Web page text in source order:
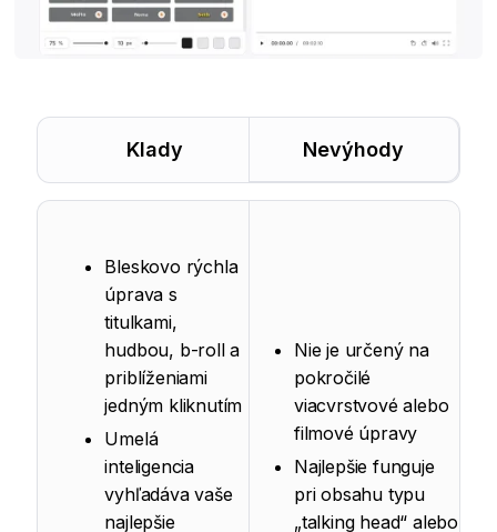
Klady Nevýhody
Bleskovo rýchla
úprava s
titulkami,
hudbou, b-roll a
priblíženiami
jedným kliknutím
Umelá
inteligencia
vyhľadáva vaše
najlepšie
Nie je určený na
pokročilé
viacvrstvové alebo
filmové úpravy
Najlepšie funguje
pri obsahu typu
„talking head“ alebo